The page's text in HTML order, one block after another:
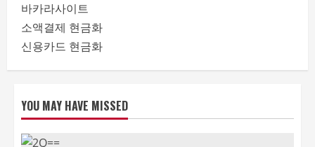
바카라사이트
소액결제 현금화
신용카드 현금화
YOU MAY HAVE MISSED